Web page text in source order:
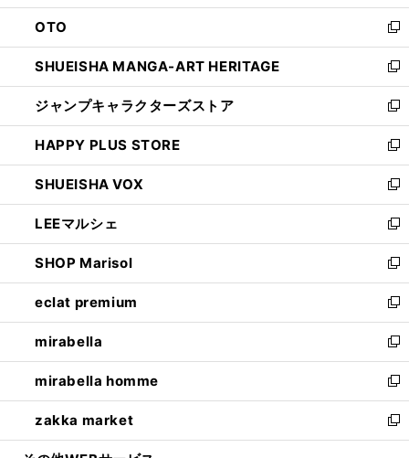
ウ
で
開
く
ン
ド
ウ
で
開
く
OTO
新
し
い
ウ
ィ
ン
ド
ウ
で
開
く
SHUEISHA MANGA-ART HERITAGE
新
し
い
ウ
ィ
ン
ド
ウ
で
開
く
ジャンプキャラクターズストア
新
し
い
ウ
ィ
ン
ド
ウ
で
開
く
HAPPY PLUS STORE
新
し
い
ウ
ィ
ン
ド
ウ
で
開
く
SHUEISHA VOX
新
し
い
ウ
ィ
ン
ド
ウ
で
開
く
LEEマルシェ
新
し
い
ウ
ィ
ン
ド
ウ
で
開
く
SHOP Marisol
新
し
い
ウ
ィ
ン
ド
ウ
で
開
eclat premium
新
し
い
ウ
ィ
ン
ド
ウ
mirabella
新
し
い
ウ
ィ
ン
mirabella homme
新
し
い
ウ
zakka market
新
し